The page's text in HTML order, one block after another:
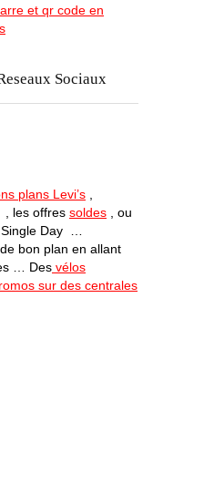
et qr code en
Sociaux
plans Levi’s
, les offres soldes , ou
Single Day …
bon plan en allant
… Des vélos
sur des centrales